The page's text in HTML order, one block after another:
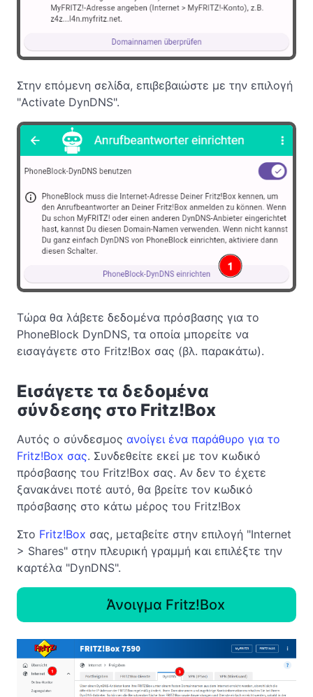
Στην επόμενη σελίδα, επιβεβαιώστε με την επιλογή
"Activate DynDNS".
Τώρα θα λάβετε δεδομένα πρόσβασης για το
PhoneBlock DynDNS, τα οποία μπορείτε να
εισαγάγετε στο Fritz!Box σας (βλ. παρακάτω).
Εισάγετε τα δεδομένα
σύνδεσης στο Fritz!Box
Αυτός ο σύνδεσμος ανοίγει ένα παράθυρο για το
Fritz!Box σας. Συνδεθείτε εκεί με τον κωδικό
πρόσβασης του Fritz!Box σας. Αν δεν το έχετε
ξανακάνει ποτέ αυτό, θα βρείτε τον κωδικό
πρόσβασης στο κάτω μέρος του Fritz!Box
Στο Fritz!Box σας, μεταβείτε στην επιλογή "Internet
> Shares" στην πλευρική γραμμή και επιλέξτε την
καρτέλα "DynDNS".
Άνοιγμα Fritz!Box